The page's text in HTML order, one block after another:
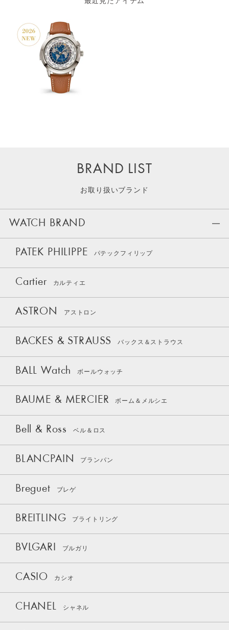
BRAND LIST
お取り扱いブランド
WATCH BRAND
PATEK PHILIPPE パテックフィリップ
Cartier カルティエ
ASTRON アストロン
BACKES & STRAUSS バックス＆ストラウス
BALL Watch ボールウォッチ
BAUME & MERCIER ボーム＆メルシエ
Bell & Ross ベル＆ロス
BLANCPAIN ブランパン
Breguet ブレゲ
BREITLING ブライトリング
BVLGARI ブルガリ
CASIO カシオ
CHANEL シャネル